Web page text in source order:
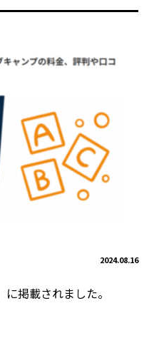
2024.08.16
掲載されました。